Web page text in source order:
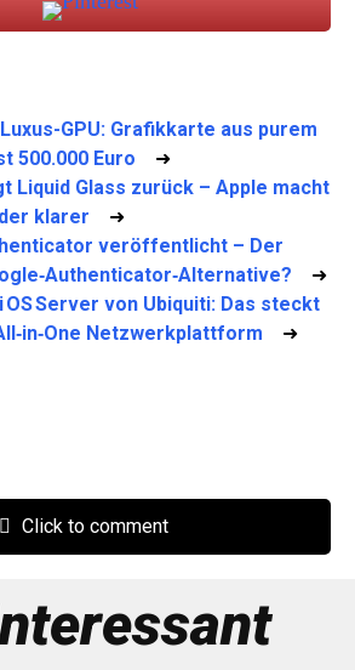
GPU: Grafikkarte aus purem
500.000 Euro ➜
Liquid Glass zurück – Apple macht
klarer ➜
veröffentlicht – Der
➜
OS Server von Ubiquiti: Das steckt
Netzwerkplattform ➜
Click to comment